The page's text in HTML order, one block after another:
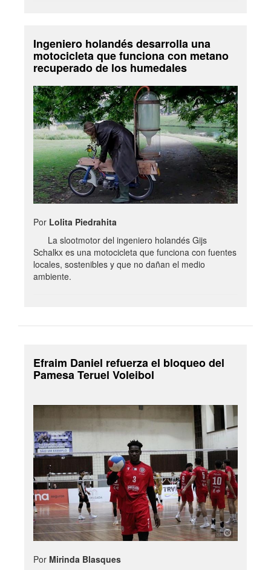
Ingeniero holandés desarrolla una
motocicleta que funciona con metano
recuperado de los humedales
Por Lolita Piedrahita
La slootmotor del ingeniero holandés Gijs
Schalkx es una motocicleta que funciona con fuentes
locales, sostenibles y que no dañan el medio
ambiente.
Efraim Daniel refuerza el bloqueo del
Pamesa Teruel Voleibol
Por Mirinda Blasques